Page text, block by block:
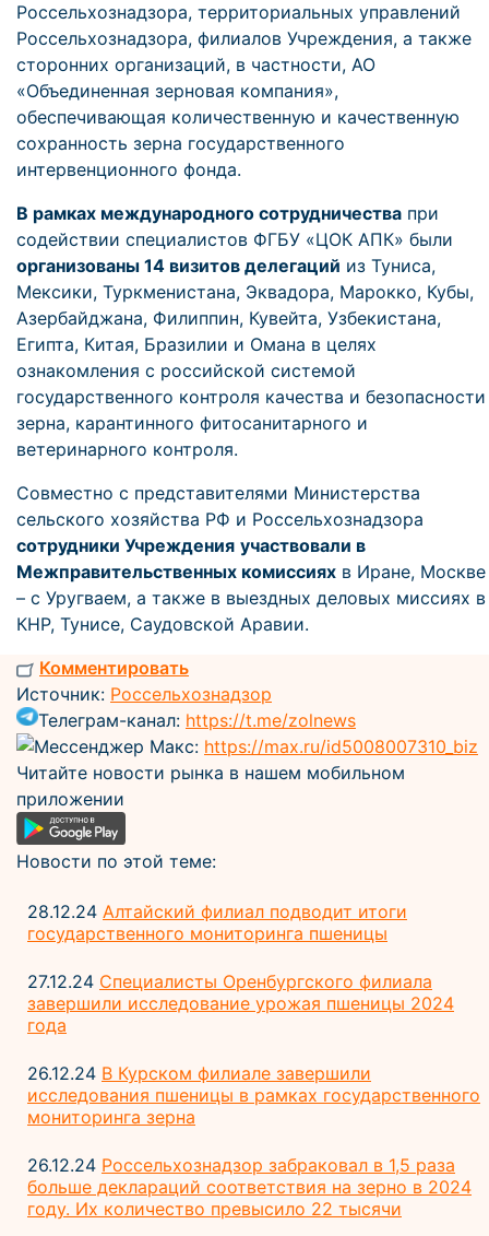
Россельхознадзора, территориальных управлений
Россельхознадзора, филиалов Учреждения, а также
сторонних организаций, в частности, АО
«Объединенная зерновая компания»,
обеспечивающая количественную и качественную
сохранность зерна государственного
интервенционного фонда.
В рамках международного сотрудничества при
содействии специалистов ФГБУ «ЦОК АПК» были
организованы 14 визитов делегаций из Туниса,
Мексики, Туркменистана, Эквадора, Марокко, Кубы,
Азербайджана, Филиппин, Кувейта, Узбекистана,
Египта, Китая, Бразилии и Омана в целях
ознакомления с российской системой
государственного контроля качества и безопасности
зерна, карантинного фитосанитарного и
ветеринарного контроля.
Совместно с представителями Министерства
сельского хозяйства РФ и Россельхознадзора
сотрудники Учреждения участвовали в
Межправительственных комиссиях в Иране, Москве
– с Уругваем, а также в выездных деловых миссиях в
КНР, Тунисе, Саудовской Аравии.
Комментировать
Источник: Россельхознадзор
Телеграм-канал: https://t.me/zolnews
Мессенджер Макс: https://max.ru/id5008007310_biz
Читайте новости рынка в нашем мобильном
приложении
Новости по этой теме:
28.12.24 Алтайский филиал подводит итоги
государственного мониторинга пшеницы
27.12.24 Специалисты Оренбургского филиала
завершили исследование урожая пшеницы 2024
года
26.12.24 В Курском филиале завершили
исследования пшеницы в рамках государственного
мониторинга зерна
26.12.24 Россельхознадзор забраковал в 1,5 раза
больше деклараций соответствия на зерно в 2024
году. Их количество превысило 22 тысячи